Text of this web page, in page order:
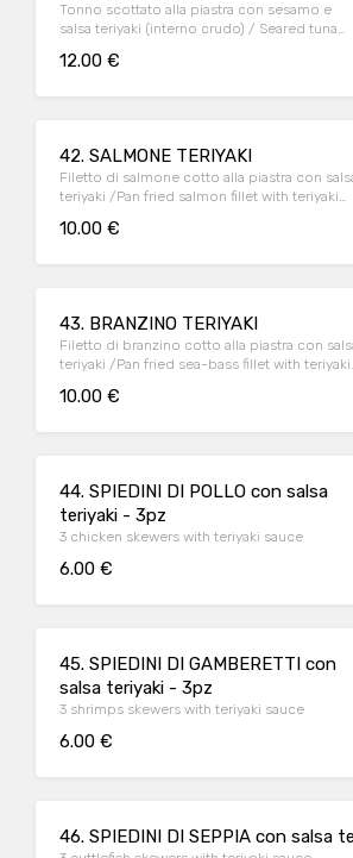
Tonno scottato alla piastra con sesamo e
salsa teriyaki (interno crudo) / Seared tuna
12.00 €
42. SALMONE TERIYAKI
Filetto di salmone cotto alla piastra con
teriyaki /Pan fried salmon fillet with teriyaki
10.00 €
43. BRANZINO TERIYAKI
Filetto di branzino cotto alla piastra con
teriyaki /Pan fried sea-bass fillet with teriyaki
10.00 €
44. SPIEDINI DI POLLO con salsa
teriyaki - 3pz
3 chicken skewers with teriyaki sauce
6.00 €
45. SPIEDINI DI GAMBERETTI con
salsa teriyaki - 3pz
3 shrimps skewers with teriyaki sauce
6.00 €
46. SPIEDINI DI SEPPIA con salsa